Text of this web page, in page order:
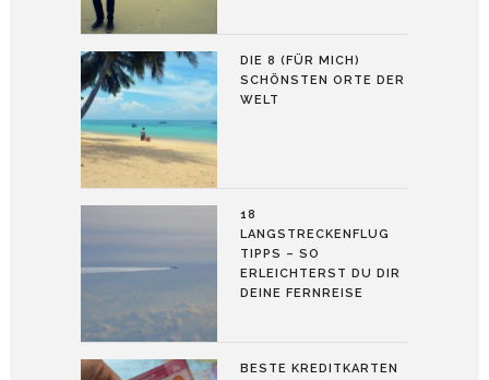
DIE 8 (FÜR MICH)
SCHÖNSTEN ORTE DER
WELT
18
LANGSTRECKENFLUG
TIPPS – SO
ERLEICHTERST DU DIR
DEINE FERNREISE
BESTE KREDITKARTEN